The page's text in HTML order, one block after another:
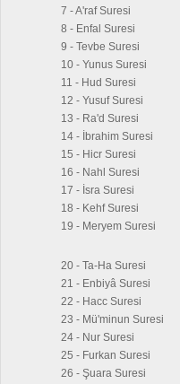
7 - A'raf Suresi
8 - Enfal Suresi
9 - Tevbe Suresi
10 - Yunus Suresi
11 - Hud Suresi
12 - Yusuf Suresi
13 - Ra'd Suresi
14 - İbrahim Suresi
15 - Hicr Suresi
16 - Nahl Suresi
17 - İsra Suresi
18 - Kehf Suresi
19 - Meryem Suresi
20 - Ta-Ha Suresi
21 - Enbiyâ Suresi
22 - Hacc Suresi
23 - Mü'minun Suresi
24 - Nur Suresi
25 - Furkan Suresi
26 - Şuara Suresi